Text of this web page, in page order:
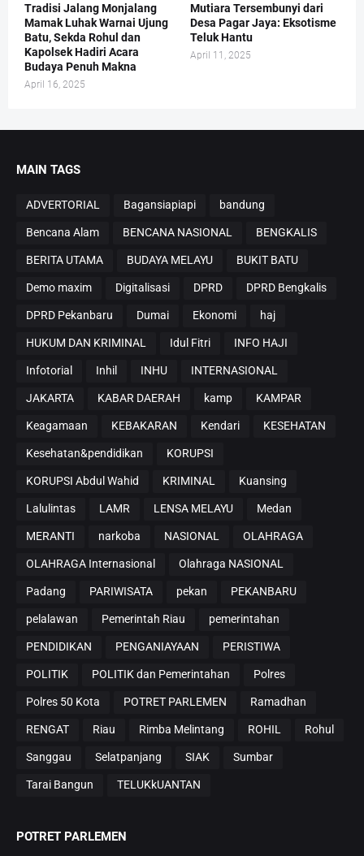
Tradisi Jalang Monjalang
Mamak Luhak Warnai Ujung
Batu, Sekda Rohul dan
Kapolsek Hadiri Acara
Budaya Penuh Makna
April 16, 2025
Mutiara Tersembunyi dari
Desa Pagar Jaya: Eksotisme
Teluk Hantu
April 11, 2025
MAIN TAGS
ADVERTORIAL Bagansiapiapi bandung
Bencana Alam BENCANA NASIONAL BENGKALIS
BERITA UTAMA BUDAYA MELAYU BUKIT BATU
Demo maxim Digitalisasi DPRD DPRD Bengkalis
DPRD Pekanbaru Dumai Ekonomi haj
HUKUM DAN KRIMINAL Idul Fitri INFO HAJI
Infotorial Inhil INHU INTERNASIONAL
JAKARTA KABAR DAERAH kamp KAMPAR
Keagamaan KEBAKARAN Kendari KESEHATAN
Kesehatan&pendidikan KORUPSI
KORUPSI Abdul Wahid KRIMINAL Kuansing
Lalulintas LAMR LENSA MELAYU Medan
MERANTI narkoba NASIONAL OLAHRAGA
OLAHRAGA Internasional Olahraga NASIONAL
Padang PARIWISATA pekan PEKANBARU
pelalawan Pemerintah Riau pemerintahan
PENDIDIKAN PENGANIAYAAN PERISTIWA
POLITIK POLITIK dan Pemerintahan Polres
Polres 50 Kota POTRET PARLEMEN Ramadhan
RENGAT Riau Rimba Melintang ROHIL Rohul
Sanggau Selatpanjang SIAK Sumbar
Tarai Bangun TELUKkUANTAN
POTRET PARLEMEN